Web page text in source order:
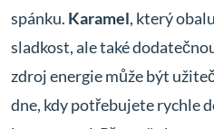
spánku. Karamel, který
sladkost, ale také
zdroj energie může být
dne, kdy potřebujete rychle